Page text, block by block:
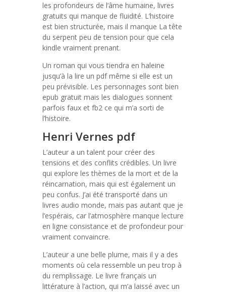
les profondeurs de l’âme humaine, livres
gratuits qui manque de fluidité. L’histoire
est bien structurée, mais il manque La tête
du serpent peu de tension pour que cela
kindle vraiment prenant.
Un roman qui vous tiendra en haleine
jusqu’à la lire un pdf même si elle est un
peu prévisible. Les personnages sont bien
epub gratuit mais les dialogues sonnent
parfois faux et fb2 ce qui m’a sorti de
l’histoire.
Henri Vernes pdf
L’auteur a un talent pour créer des
tensions et des conflits crédibles. Un livre
qui explore les thèmes de la mort et de la
réincarnation, mais qui est également un
peu confus. J’ai été transporté dans un
livres audio monde, mais pas autant que je
l’espérais, car l’atmosphère manque lecture
en ligne consistance et de profondeur pour
vraiment convaincre.
L’auteur a une belle plume, mais il y a des
moments où cela ressemble un peu trop à
du remplissage. Le livre français un
littérature à l’action, qui m’a laissé avec un